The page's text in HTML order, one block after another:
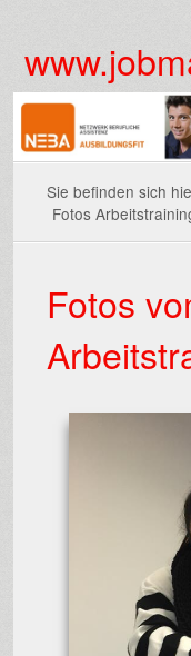
Sie befinden sich
Fotos
Fotos